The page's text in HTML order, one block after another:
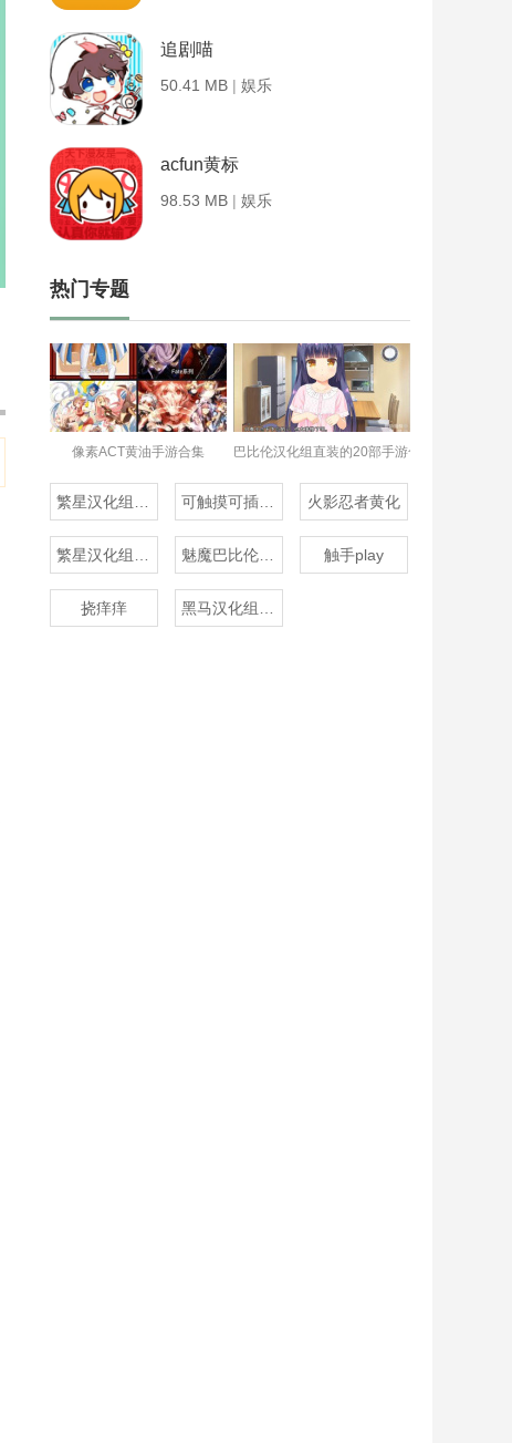
追剧喵
50.41 MB | 娱乐
acfun黄标
98.53 MB | 娱乐
热门专题
像素ACT黄油手游合集 巴比伦汉化组直装的20部手游合集
火影忍者黄化
触手play
挠痒痒